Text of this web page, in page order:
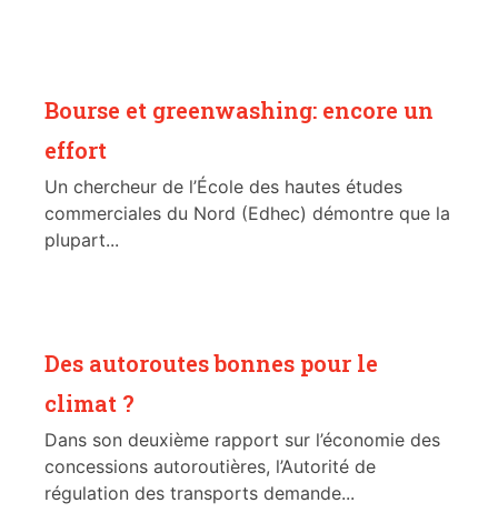
Bourse et greenwashing: encore un
effort
Un chercheur de l’École des hautes études
commerciales du Nord (Edhec) démontre que la
plupart...
Des autoroutes bonnes pour le
climat ?
Dans son deuxième rapport sur l’économie des
concessions autoroutières, l’Autorité de
régulation des transports demande...